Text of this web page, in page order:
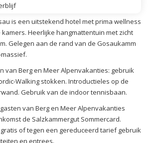
is een uitstekend hotel met prima wellness
kamers. Heerlijke hangmattentuin met zicht
Gelegen aan de rand van de Gosaukamm
van Berg en Meer Alpenvakanties: gebruik
Walking stokken. Introductieles op de
Gebruik van de indoor tennisbaan.
gasten van Berg en Meer Alpenvakanties
de Salzkammergut Sommercard.
of tegen een gereduceerd tarief gebruik
en entrees.